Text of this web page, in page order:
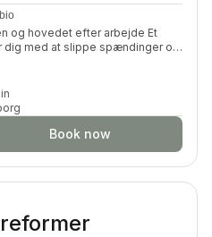
og hovedet efter arbejde Et
med at slippe spændinger og
lang arbejdsdag. Træningen
samtidig med at hovedet får
af dagen.
Book now